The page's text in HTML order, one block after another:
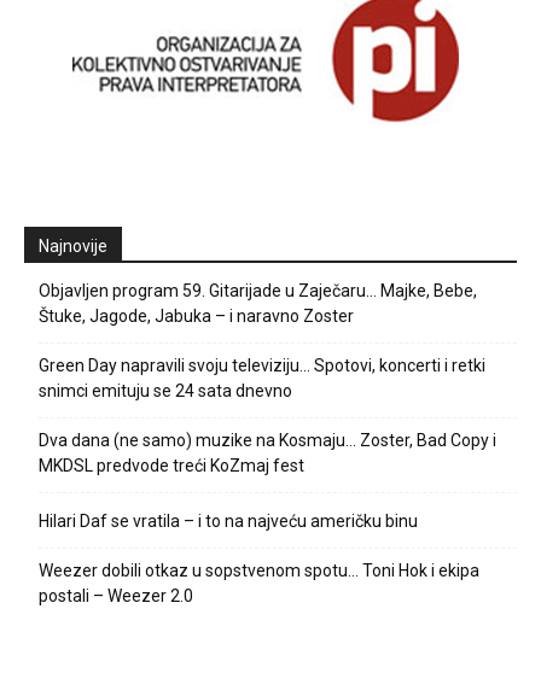
Najnovije
Objavljen program 59. Gitarijade u Zaječaru… Majke, Bebe,
Štuke, Jagode, Jabuka – i naravno Zoster
Green Day napravili svoju televiziju… Spotovi, koncerti i retki
snimci emituju se 24 sata dnevno
Dva dana (ne samo) muzike na Kosmaju… Zoster, Bad Copy i
MKDSL predvode treći KoZmaj fest
Hilari Daf se vratila – i to na najveću američku binu
Weezer dobili otkaz u sopstvenom spotu… Toni Hok i ekipa
postali – Weezer 2.0